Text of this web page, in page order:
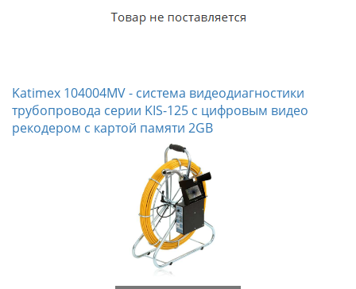
Katimex 104004MV - система видеодиагностики
трубопровода серии KIS-125 с цифровым видео
рекодером с картой памяти 2GB